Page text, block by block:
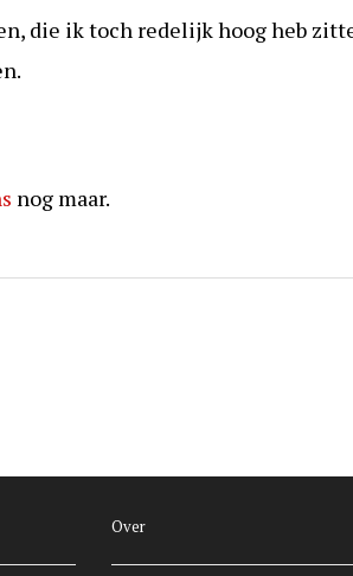
die ik toch redelijk hoog heb
nog maar.
Over